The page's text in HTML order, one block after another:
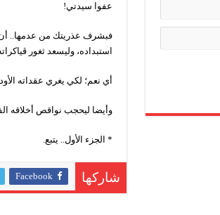
عفوا سيدتي!
فبشرف عذريتك من عدمها..
استبداده، وليسعد ثغور
أي نعم؛ لكي يغري عقداته
وأيضا ليحجب نواقص أخلاقه
* الجزء الأول.. يتبع.
شاركها Facebook